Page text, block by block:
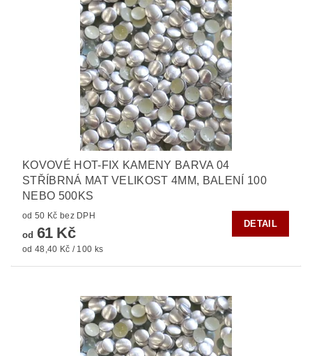
KOVOVÉ HOT-FIX KAMENY BARVA 04
STŘÍBRNÁ MAT VELIKOST 4MM, BALENÍ 100
NEBO 500KS
od 50 Kč bez DPH
od 61 Kč
od 48,40 Kč / 100 ks
DETAIL